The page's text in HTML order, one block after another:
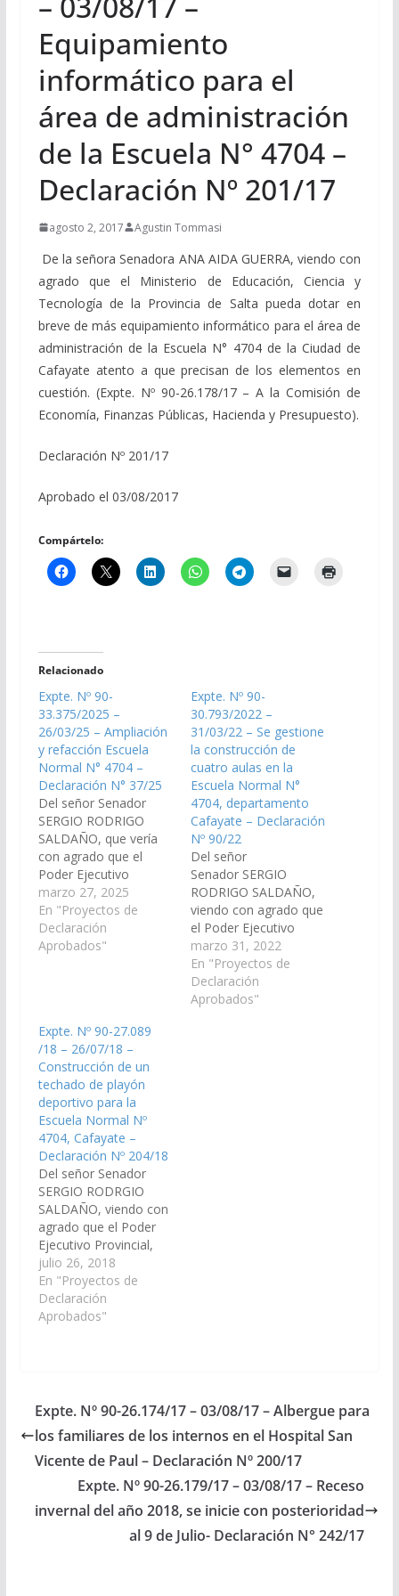
Equipamiento
informático para el
área de administración
de la Escuela N° 4704 –
Declaración Nº 201/17
agosto 2, 2017 Agustin Tommasi
De la señora Senadora ANA AIDA GUERRA, viendo con
agrado que el Ministerio de Educación, Ciencia y
Tecnología de la Provincia de Salta pueda dotar en
breve de más equipamiento informático para el área de
administración de la Escuela N° 4704 de la Ciudad de
Cafayate atento a que precisan de los elementos en
cuestión. (Expte. Nº 90-26.178/17 – A la Comisión de
Economía, Finanzas Públicas, Hacienda y Presupuesto).
Declaración Nº 201/17
Aprobado el 03/08/2017
Compártelo:
Relacionado
Expte. Nº 90-
33.375/2025 –
26/03/25 – Ampliación
y refacción Escuela
Normal N° 4704 –
Declaración N° 37/25
Del señor Senador
SERGIO RODRIGO
SALDAÑO, que vería
con agrado que el
Poder Ejecutivo
Provincial, a través del
a Unidad de
Coordinación y
Ejecución de
Tecnología, y a través
del Ministerio de
Infraestructura,
disponga las medidas y
recursos necesarios
para…
marzo 27, 2025
En "Proyectos de
Declaración
Aprobados"
Expte. Nº 90-
30.793/2022 –
31/03/22 – Se gestione
la construcción de
cuatro aulas en la
Escuela Normal N°
4704, departamento
Cafayate – Declaración
Nº 90/22
Del señor
Senador SERGIO
RODRIGO SALDAÑO,
viendo con agrado que
el Poder Ejecutivo
Provincial, a través de
los organismos que
correspondan,
gestione la
marzo 31, 2022
En "Proyectos de
Declaración
Aprobados"
Expte. Nº 90-27.089
/18 – 26/07/18 –
Construcción de un
techado de playón
deportivo para la
Escuela Normal Nº
4704, Cafayate –
Declaración Nº 204/18
Del señor Senador
SERGIO RODRGIO
SALDAÑO, viendo con
agrado que el Poder
Ejecutivo Provincial,
realice las acciones
correspondientes para
la construcción de un
techado de playón
Comisión de Obras
Públicas e Industria)
Declaración Nº 204/18
Aprobado el
16/08/2018
julio 26, 2018
En "Proyectos de
Declaración
Aprobados"
Expte. Nº 90-26.174/17 – 03/08/17 – Albergue para
los familiares de los internos en el Hospital San
Vicente de Paul – Declaración Nº 200/17
Expte. Nº 90-26.179/17 – 03/08/17 – Receso
invernal del año 2018, se inicie con posterioridad
al 9 de Julio- Declaración N° 242/17